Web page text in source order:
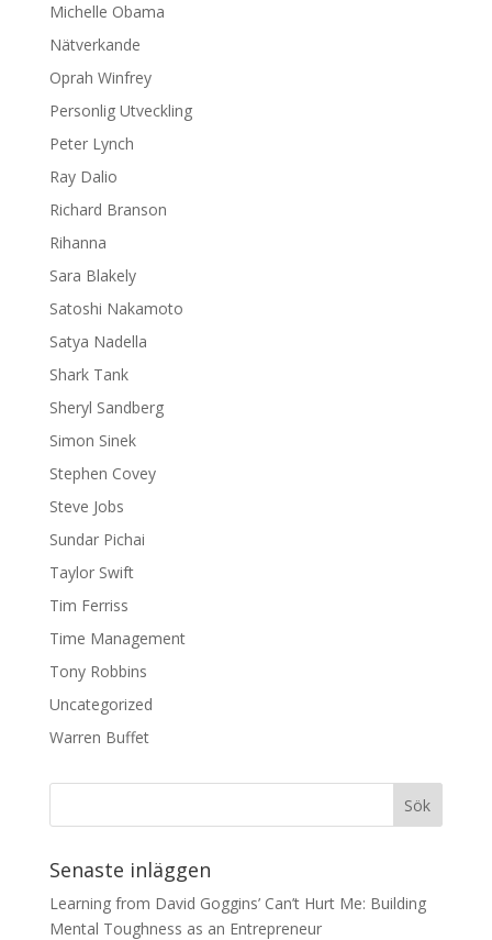
Michelle Obama
Nätverkande
Oprah Winfrey
Personlig Utveckling
Peter Lynch
Ray Dalio
Richard Branson
Rihanna
Sara Blakely
Satoshi Nakamoto
Satya Nadella
Shark Tank
Sheryl Sandberg
Simon Sinek
Stephen Covey
Steve Jobs
Sundar Pichai
Taylor Swift
Tim Ferriss
Time Management
Tony Robbins
Uncategorized
Warren Buffet
Senaste inläggen
Learning from David Goggins’ Can’t Hurt Me: Building
Mental Toughness as an Entrepreneur